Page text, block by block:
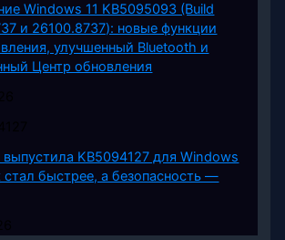
Windows 11 KB5095093 (Build
и 26100.8737): новые функции
улучшенный Bluetooth и
Центр обновления
KB5094127 для Windows
стал быстрее, а безопасность —